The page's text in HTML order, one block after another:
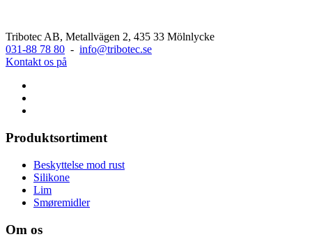
Tribotec AB, Metallvägen 2, 435 33 Mölnlycke
031-88 78 80 - info@tribotec.se
Kontakt os på
Produktsortiment
Beskyttelse mod rust
Silikone
Lim
Smøremidler
Om os